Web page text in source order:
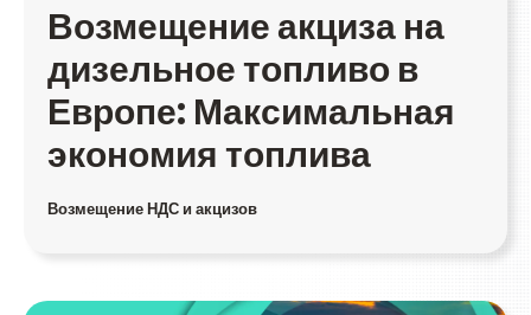
Возмещение акциза на
дизельное топливо в
Европе: Максимальная
экономия топлива
Возмещение НДС и акцизов